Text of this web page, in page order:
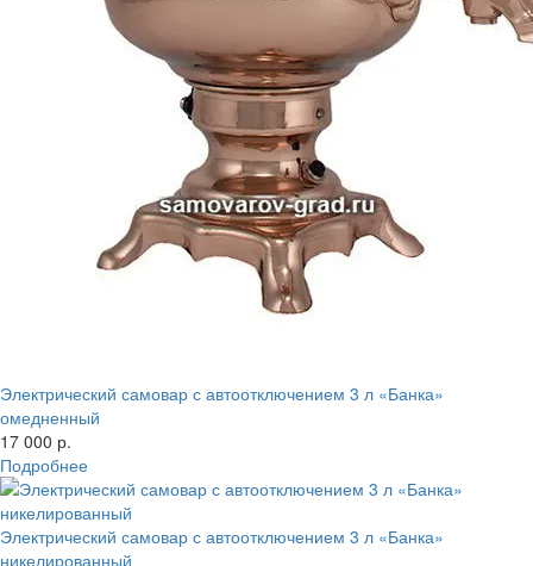
Электрический самовар с автоотключением 3 л «Банка»
омедненный
17 000 р.
Подробнее
Электрический самовар с автоотключением 3 л «Банка»
никелированный